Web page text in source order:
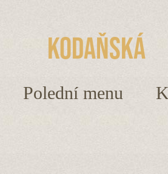
Kodaňská
Polední menu